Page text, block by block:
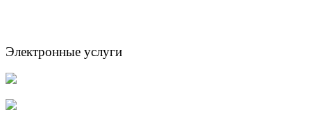
Электронные услуги